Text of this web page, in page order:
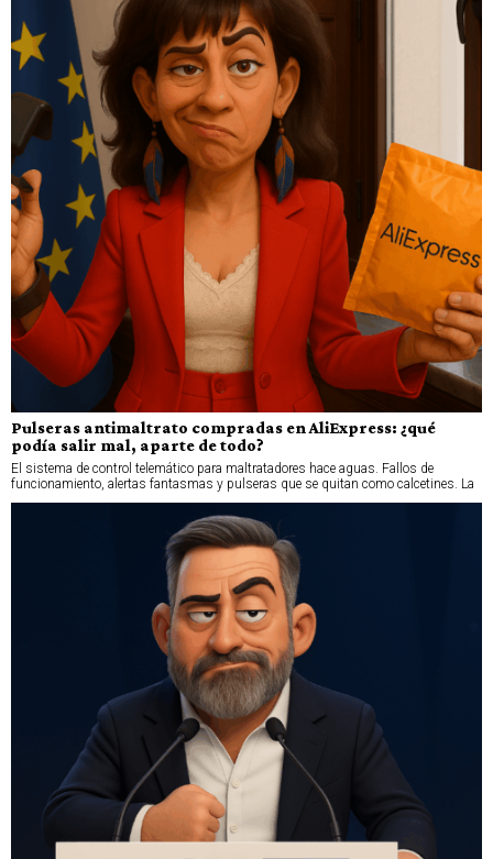
Pulseras antimaltrato compradas en AliExpress: ¿qué
podía salir mal, aparte de todo?
El sistema de control telemático para maltratadores hace aguas. Fallos de
funcionamiento, alertas fantasmas y pulseras que se quitan como calcetines. La